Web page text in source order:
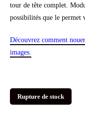
tour de tête complet.
possibilités que le permet
Découvrez comment
images.
Rupture de stock